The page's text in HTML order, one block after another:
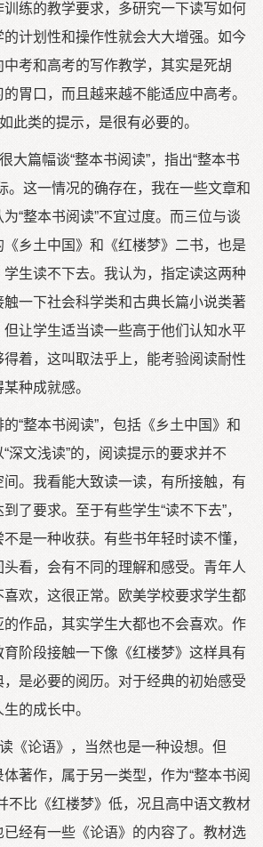
练的教学要求，多研究一下读写如何
计划性和操作性就会大大增强。如今
考和高考的写作教学，其实是死胡
胃口，而且越来越不能适应中高考。
此类的提示，是很有必要的。
大篇幅谈“整本书阅读”，指出“整本书
。这一情况的确存在，我在一些文章和
“整本书阅读”不宜过度。而三位与谈
乡土中国》和《红楼梦》二书，也是
学生读不下去。我认为，指定读这两种
一下社会科学类和古典长篇小说类著
让学生适当读一些高于他们认知水平
着，这叫取法乎上，能考验阅读耐性
种成就感。
“整本书阅读”，包括《乡土中国》和
“深文浅读”的，阅读提示的要求并不
。我看能大致读一读，有所接触，有
了要求。至于有些学生“读不下去”，
是一种收获。有些书年轻时读不懂，
头看，会有不同的理解和感受。青年人
欢，这很正常。欧美学校要求学生都
作品，其实学生大都也不会喜欢。作
阶段接触一下像《红楼梦》这样具有
是必要的阅历。对于经典的初始感受
的成长中。
《论语》，当然也是一种设想。但
体著作，属于另一类型，作为“整本书阅
不比《红楼梦》低，况且高中语文教材
经有一些《论语》的内容了。教材选